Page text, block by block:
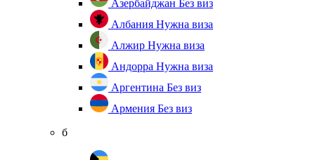
Азербайджан Без виз
Албания Нужна виза
Алжир Нужна виза
Андорра Нужна виза
Аргентина Без виз
Армения Без виз
б